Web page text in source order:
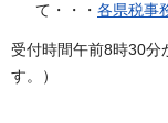
て・・・ 各県税事
受付時間午前8時30分
す。）